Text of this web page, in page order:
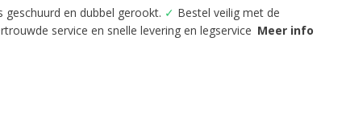
en dubbel gerookt. ✓ Bestel veilig met de
service en snelle levering en legservice Meer info